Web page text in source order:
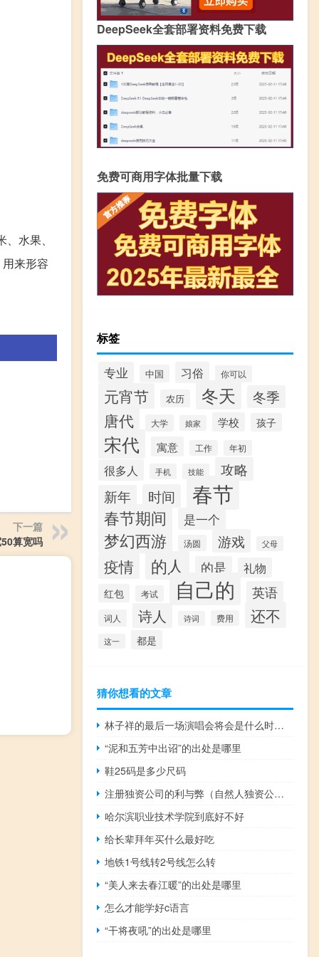
水果、
来形容
下一篇
算宽吗
DeepSeek全套部署资料免费下载
免费可商用字体批量下载
标签
专业 中国 习俗 你可以
元宵节 农历 冬天 冬季
唐代 大学 娘家 学校 孩子
宋代 寓意 工作 年初
很多人 手机 技能 攻略
新年 时间 春节
春节期间 是一个
梦幻西游 汤圆 游戏 父母
疫情 的人 的是 礼物
红包 考试 自己的 英语
词人 诗人 诗词 费用 还不
这一 都是
猜你想看的文章
林子祥的最后一场演唱会将会是什么时候 林子祥演唱会高清
“泥和五芳中出诏”的出处是哪里
鞋25码是多少尺码
注册独资公司的利与弊（自然人独资公司的利弊）
哈尔滨职业技术学院到底好不好
给长辈拜年买什么最好吃
地铁1号线转2号线怎么转
“美人来去春江暖”的出处是哪里
怎么才能学好c语言
“干将夜吼”的出处是哪里